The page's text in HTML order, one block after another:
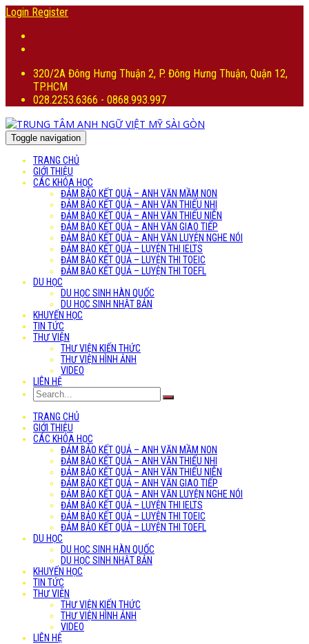
Login Register
320/2A Đông Hưng Thuận 2, P. Đông Hưng Thuận, Quận 12,
TP.HCM
028.2253.6366 - 0868.993.997
Toggle navigation
TRANG CHỦ
GIỚI THIỆU
CÁC KHÓA HỌC
ĐẢM BẢO KẾT QUẢ – ANH VĂN MẦM NON
ĐẢM BẢO KẾT QUẢ – ANH VĂN THIẾU NHI
ĐẢM BẢO KẾT QUẢ – ANH VĂN THIẾU NIÊN
ĐẢM BẢO KẾT QUẢ – ANH VĂN GIAO TIẾP
ĐẢM BẢO KẾT QUẢ – ANH VĂN LUYỆN NGHE NÓI
ĐẢM BẢO KẾT QUẢ – LUYỆN THI IELTS
ĐẢM BẢO KẾT QUẢ – LUYỆN THI TOEIC
ĐẢM BẢO KẾT QUẢ – LUYỆN THI TOEFL
DU HỌC
DU HỌC SINH HÀN QUỐC
DU HỌC SINH NHẬT BẢN
KHUYẾN HỌC
TIN TỨC
THƯ VIỆN
THƯ VIỆN KIẾN THỨC
THƯ VIỆN HÌNH ẢNH
VIDEO
LIÊN HỆ
TRANG CHỦ
GIỚI THIỆU
CÁC KHÓA HỌC
ĐẢM BẢO KẾT QUẢ – ANH VĂN MẦM NON
ĐẢM BẢO KẾT QUẢ – ANH VĂN THIẾU NHI
ĐẢM BẢO KẾT QUẢ – ANH VĂN THIẾU NIÊN
ĐẢM BẢO KẾT QUẢ – ANH VĂN GIAO TIẾP
ĐẢM BẢO KẾT QUẢ – ANH VĂN LUYỆN NGHE NÓI
ĐẢM BẢO KẾT QUẢ – LUYỆN THI IELTS
ĐẢM BẢO KẾT QUẢ – LUYỆN THI TOEIC
ĐẢM BẢO KẾT QUẢ – LUYỆN THI TOEFL
DU HỌC
DU HỌC SINH HÀN QUỐC
DU HỌC SINH NHẬT BẢN
KHUYẾN HỌC
TIN TỨC
THƯ VIỆN
THƯ VIỆN KIẾN THỨC
THƯ VIỆN HÌNH ẢNH
VIDEO
LIÊN HỆ